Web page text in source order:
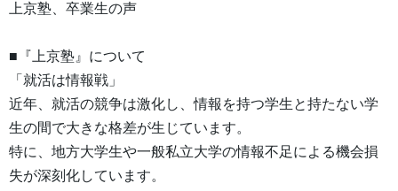
上京塾、卒業生の声
■『上京塾』について
「就活は情報戦」
近年、就活の競争は激化し、情報を持つ学生と持たない学
生の間で大きな格差が生じています。
特に、地方大学生や一般私立大学の情報不足による機会損
失が深刻化しています。